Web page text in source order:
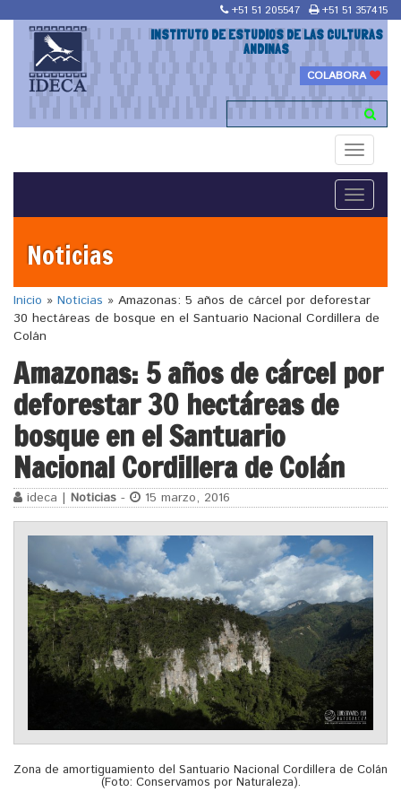
+51 51 205547 +51 51 357415
INSTITUTO DE ESTUDIOS DE LAS CULTURAS
ANDINAS
COLABORA
Toggle
Toggle
Noticias
Inicio » Noticias » Amazonas: 5 años de cárcel por deforestar
30 hectáreas de bosque en el Santuario Nacional Cordillera de
Colán
Amazonas: 5 años de cárcel por
deforestar 30 hectáreas de
bosque en el Santuario
Nacional Cordillera de Colán
ideca | Noticias - 15 marzo, 2016
Zona de amortiguamiento del Santuario Nacional Cordillera de Colán
(Foto: Conservamos por Naturaleza).